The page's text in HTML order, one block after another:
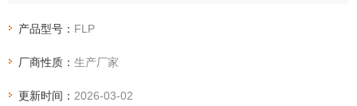
产品型号： FLP
厂商性质：生产厂家
更新时间： 2026-03-02